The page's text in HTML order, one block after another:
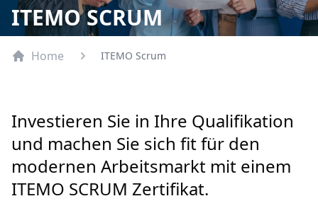
ITEMO SCRUM
Home ITEMO Scrum
Investieren Sie in Ihre Qualifikation
und machen Sie sich fit für den
modernen Arbeitsmarkt mit einem
ITEMO SCRUM Zertifikat.